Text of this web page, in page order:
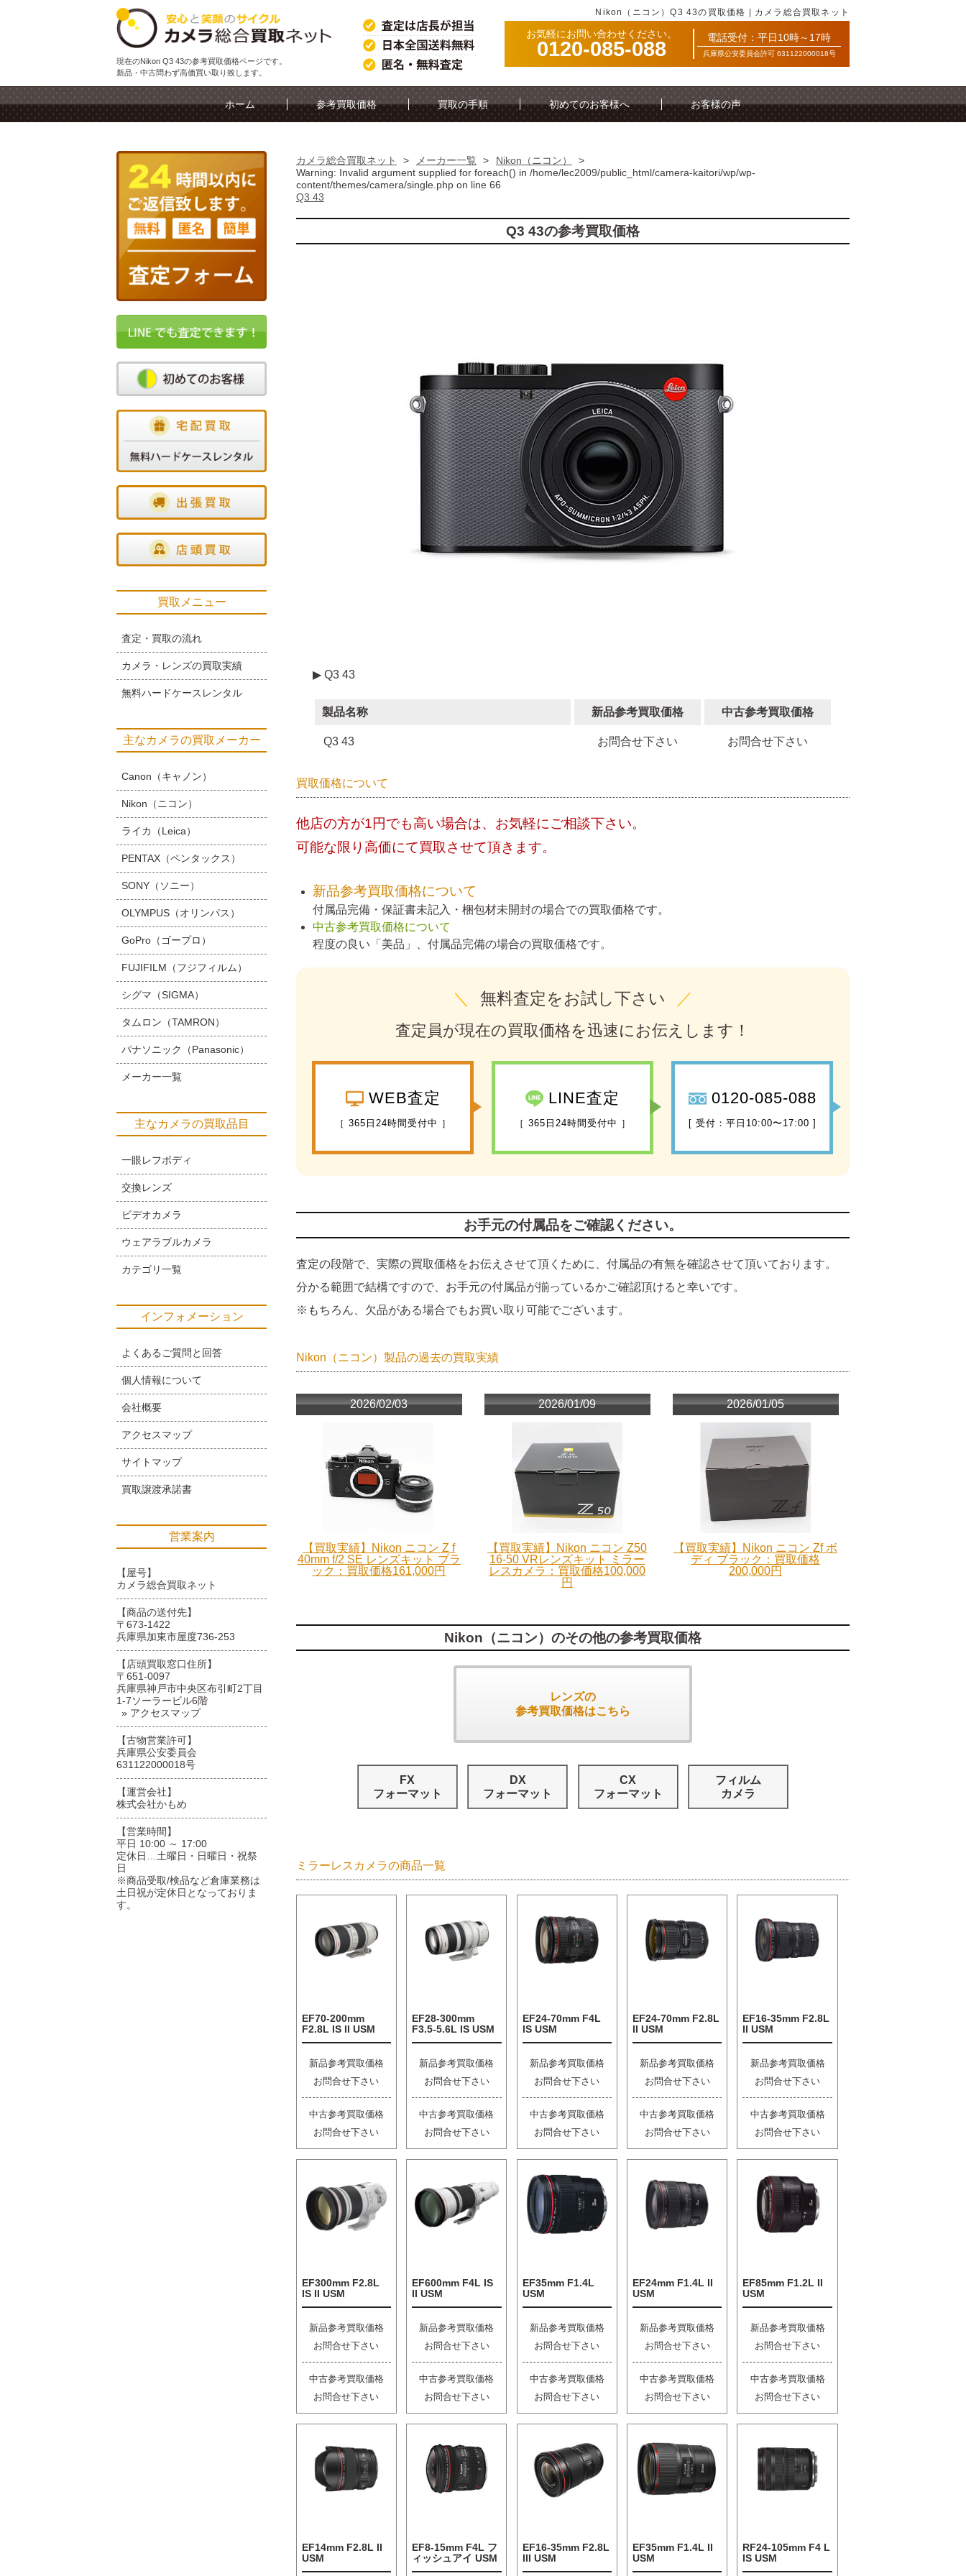
Nikon（ニコン）Q3 43の買取価格 | カメラ総合買取ネット
現在のNikon Q3 43の参考買取価格ページです。
新品・中古問わず高価買い取り致します。
お気軽にお問い合わせください。
0120-085-088 電話受付：平日10時～17時
兵庫県公安委員会許可 631122000018号
ホーム 参考買取価格 買取の手順 初めてのお客様へ お客様の声
カメラ総合買取ネット > メーカー一覧 > Nikon（ニコン）
>
Warning: Invalid argument supplied for foreach() in /home/lec2009/public_html/camera-kaitori/wp/wp-
content/themes/camera/single.phpon line 66
Q3 43
Q3 43の参考買取価格
▶ Q3 43
製品名称 新品参考買取価格 中古参考買取価格
Q3 43 お問合せ下さい お問合せ下さい
買取価格について
他店の方が1円でも高い場合は、お気軽にご相談下さい。
可能な限り高価にて買取させて頂きます。
新品参考買取価格について
付属品完備・保証書未記入・梱包材未開封の場合での買取価格です。
中古参考買取価格について
程度の良い「美品」、付属品完備の場合の買取価格です。
＼ 無料査定をお試し下さい ／
査定員が現在の買取価格を迅速にお伝えします！
WEB査定
［ 365日24時間受付中 ］
LINE査定
［ 365日24時間受付中 ］
0120-085-088
[ 受付：平日10:00〜17:00 ]
お手元の付属品をご確認ください。
査定の段階で、実際の買取価格をお伝えさせて頂くために、付属品の有無を確認させて頂いております。
分かる範囲で結構ですので、お手元の付属品が揃っているかご確認頂けると幸いです。
※もちろん、欠品がある場合でもお買い取り可能でございます。
Nikon（ニコン）製品の過去の買取実績
2026/02/03
【買取実績】Nikon ニコン Z f
40mm f/2 SE レンズキット ブラ
ック：買取価格161,000円
2026/01/09
【買取実績】Nikon ニコン Z50
16-50 VRレンズキット ミラー
レスカメラ：買取価格100,000
円
2026/01/05
【買取実績】Nikon ニコン Zf ボ
ディ ブラック：買取価格
200,000円
Nikon（ニコン）のその他の参考買取価格
レンズの
参考買取価格はこちら
FX
フォーマット
DX
フォーマット
CX
フォーマット
フィルム
カメラ
ミラーレスカメラの商品一覧
EF70-200mm
F2.8L IS II USM
新品参考買取価格
お問合せ下さい
中古参考買取価格
お問合せ下さい
EF28-300mm
F3.5-5.6L IS USM
新品参考買取価格
お問合せ下さい
中古参考買取価格
お問合せ下さい
EF24-70mm F4L
IS USM
新品参考買取価格
お問合せ下さい
中古参考買取価格
お問合せ下さい
EF24-70mm F2.8L
II USM
新品参考買取価格
お問合せ下さい
中古参考買取価格
お問合せ下さい
EF16-35mm F2.8L
II USM
新品参考買取価格
お問合せ下さい
中古参考買取価格
お問合せ下さい
EF300mm F2.8L
IS II USM
新品参考買取価格
お問合せ下さい
中古参考買取価格
お問合せ下さい
EF600mm F4L IS
II USM
新品参考買取価格
お問合せ下さい
中古参考買取価格
お問合せ下さい
EF35mm F1.4L
USM
新品参考買取価格
お問合せ下さい
中古参考買取価格
お問合せ下さい
EF24mm F1.4L II
USM
新品参考買取価格
お問合せ下さい
中古参考買取価格
お問合せ下さい
EF85mm F1.2L II
USM
新品参考買取価格
お問合せ下さい
中古参考買取価格
お問合せ下さい
EF14mm F2.8L II
USM
EF8-15mm F4L フ
ィッシュアイ USM
EF16-35mm F2.8L
III USM
EF35mm F1.4L II
USM
RF24-105mm F4 L
IS USM
買取メニュー
査定・買取の流れ
カメラ・レンズの買取実績
無料ハードケースレンタル
主なカメラの買取メーカー
Canon（キャノン）
Nikon（ニコン）
ライカ（Leica）
PENTAX（ペンタックス）
SONY（ソニー）
OLYMPUS（オリンパス）
GoPro（ゴープロ）
FUJIFILM（フジフィルム）
シグマ（SIGMA）
タムロン（TAMRON）
パナソニック（Panasonic）
メーカー一覧
主なカメラの買取品目
一眼レフボディ
交換レンズ
ビデオカメラ
ウェアラブルカメラ
カテゴリ一覧
インフォメーション
よくあるご質問と回答
個人情報について
会社概要
アクセスマップ
サイトマップ
買取譲渡承諾書
営業案内
【屋号】
カメラ総合買取ネット
【商品の送付先】
〒673-1422
兵庫県加東市屋度736-253
【店頭買取窓口住所】
〒651-0097
兵庫県神戸市中央区布引町2丁目
1-7ソーラービル6階
» アクセスマップ
【古物営業許可】
兵庫県公安委員会
631122000018号
【運営会社】
株式会社かもめ
【営業時間】
平日 10:00 ～ 17:00
定休日…土曜日・日曜日・祝祭
日
※商品受取/検品など倉庫業務は
土日祝が定休日となっておりま
す。